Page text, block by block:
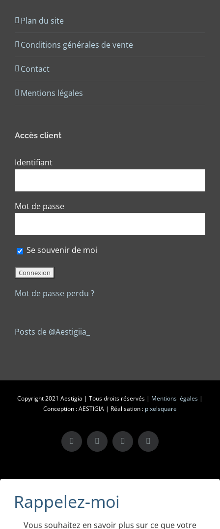
Plan du site
Conditions générales de vente
Contact
Mentions légales
Accès client
Identifiant
Mot de passe
Se souvenir de moi
Mot de passe perdu ?
Posts de @Aestigiia_
Copyright 2021 Aestigia | Tous droits réservés | Mentions légales |
Conception : AESTIGIA | Réalisation : pixelsquare
X LinkedInInstagramFacebook
Rappelez-moi
Vous souhaitez en savoir plus sur ce que votre